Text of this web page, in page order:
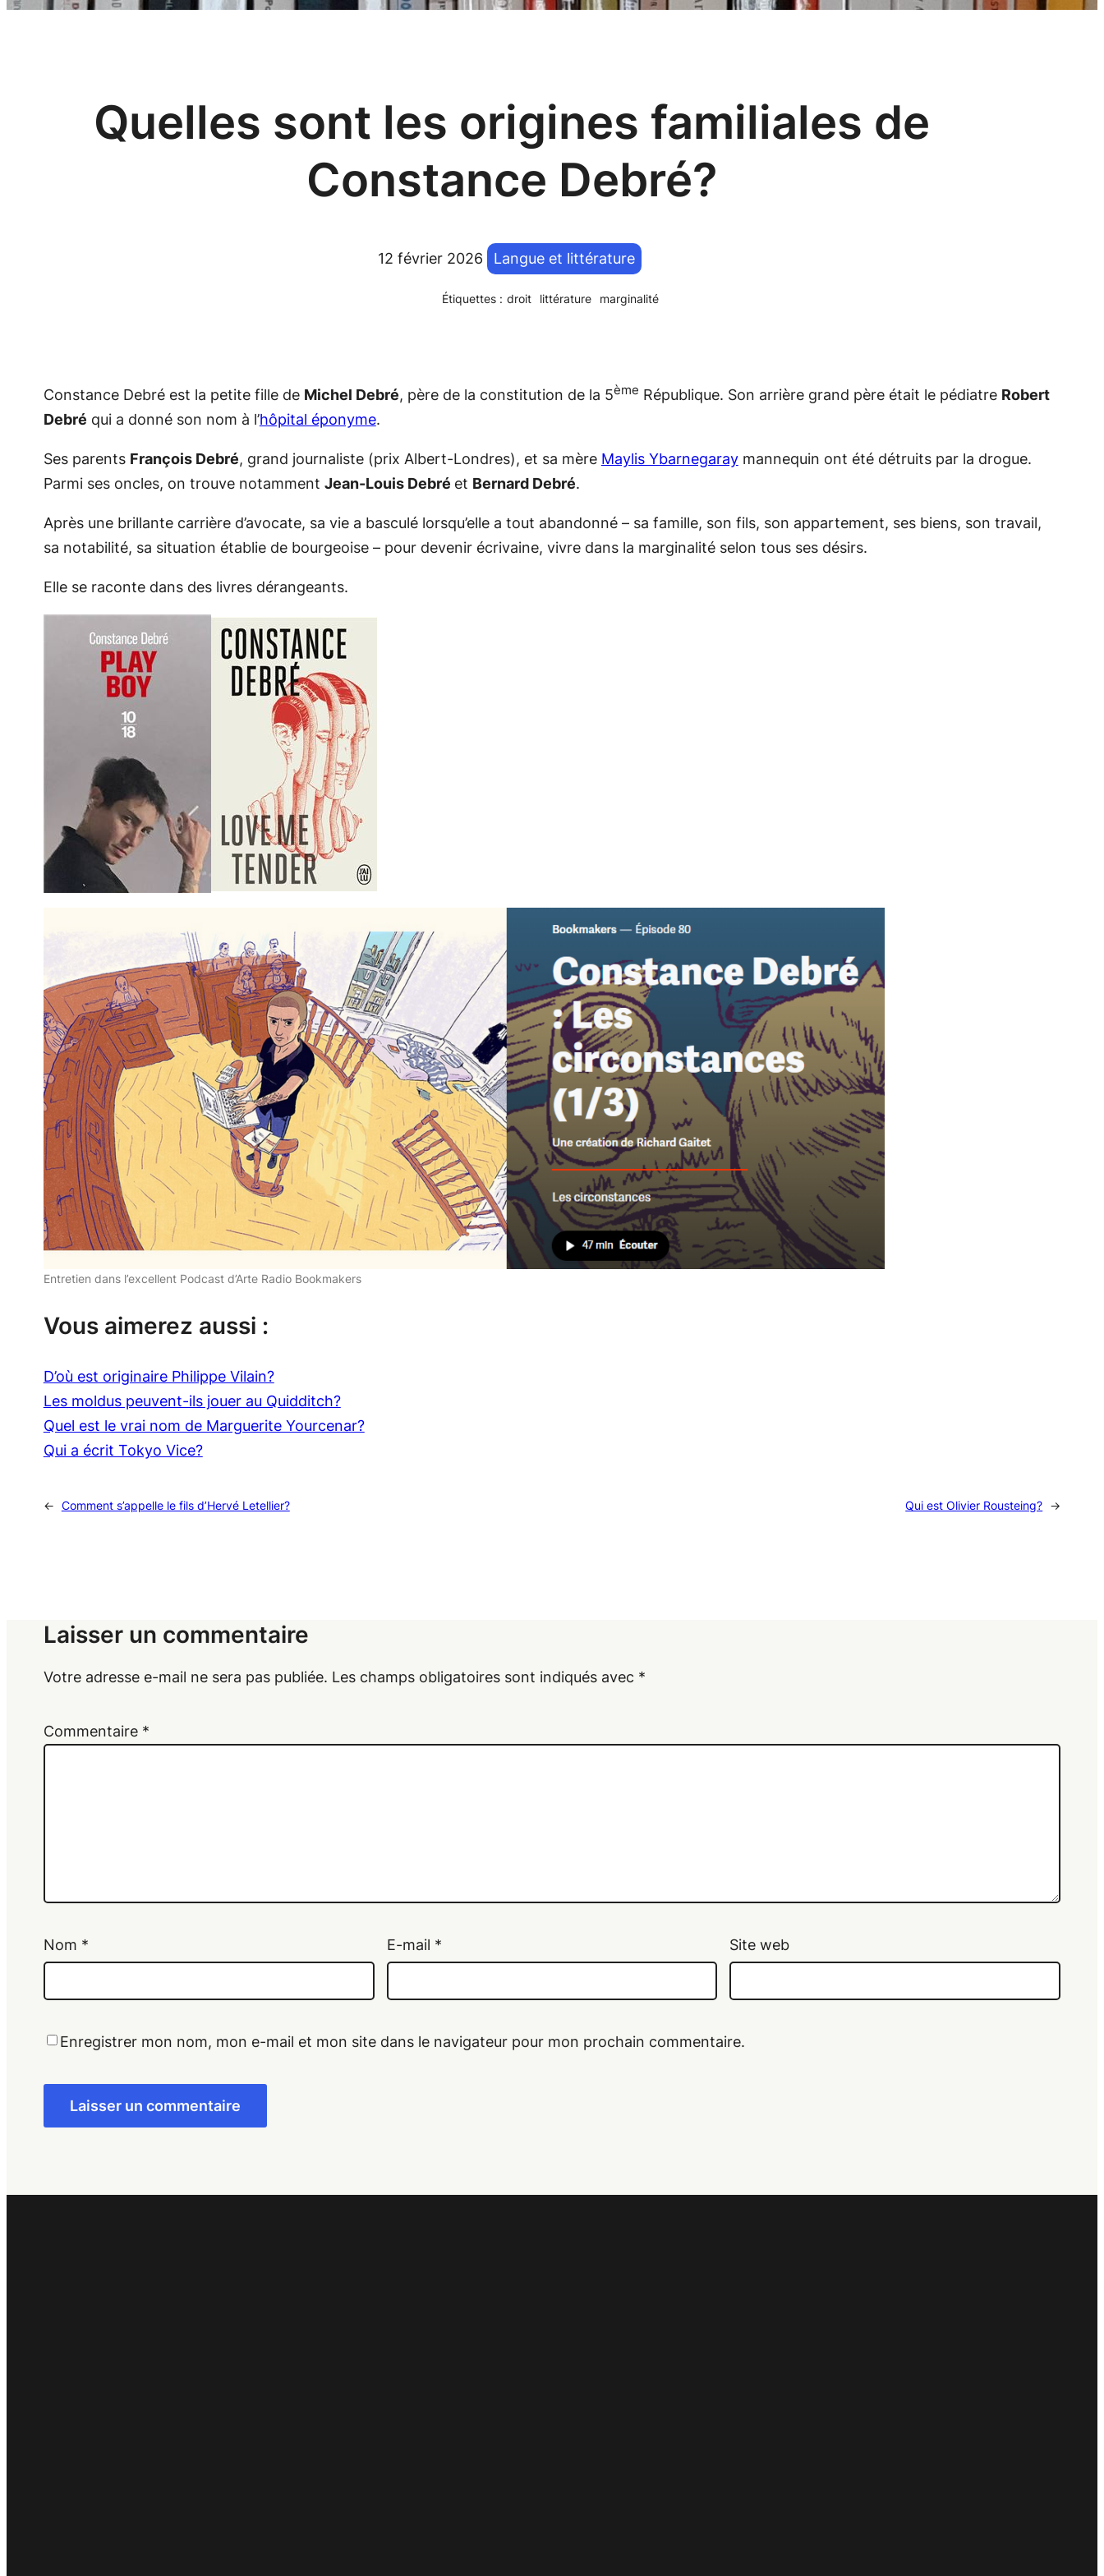
Quelles sont les origines familiales de
Constance Debré?
12 février 2026 Langue et littérature
Étiquettes : droit littérature marginalité
Constance Debré est la petite fille de Michel Debré, père de la constitution de la 5ème République. Son arrière grand père était le pédiatre Robert
Debré qui a donné son nom à l’hôpital éponyme.
Ses parents François Debré, grand journaliste (prix Albert-Londres), et sa mère Maylis Ybarnegaraymannequin ont été détruits par la drogue.
Parmi ses oncles, on trouve notamment Jean-Louis Debré et Bernard Debré.
Après une brillante carrière d’avocate, sa vie a basculé lorsqu’elle a tout abandonné – sa famille, son fils, son appartement, ses biens, son travail,
sa notabilité, sa situation établie de bourgeoise – pour devenir écrivaine, vivre dans la marginalité selon tous ses désirs.
Elle se raconte dans des livres dérangeants.
Entretien dans l’excellent Podcast d’Arte Radio Bookmakers
Vous aimerez aussi :
D’où est originaire Philippe Vilain?
Les moldus peuvent-ils jouer au Quidditch?
Quel est le vrai nom de Marguerite Yourcenar?
Qui a écrit Tokyo Vice?
← Comment s’appelle le fils d’Hervé Letellier? Qui est Olivier Rousteing? →
Laisser un commentaire
Votre adresse e-mail ne sera pas publiée. Les champs obligatoires sont indiqués avec *
Commentaire *
Nom * E-mail * Site web
Enregistrer mon nom, mon e-mail et mon site dans le navigateur pour mon prochain commentaire.